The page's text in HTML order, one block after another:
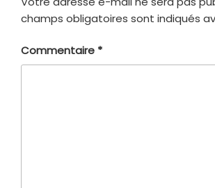
champs obligatoires sont indiqués
Commentaire *